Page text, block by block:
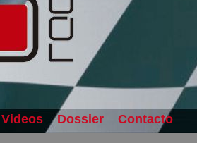
Videos Dossier Contacto